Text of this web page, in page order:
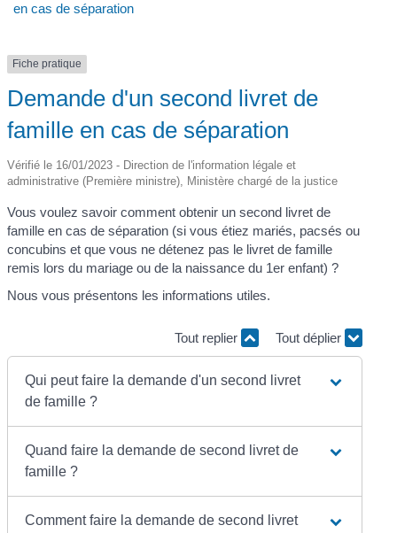
en cas de séparation
Fiche pratique
Demande d'un second livret de
famille en cas de séparation
Vérifié le 16/01/2023 - Direction de l'information légale et
administrative (Première ministre), Ministère chargé de la justice
Vous voulez savoir comment obtenir un second livret de
famille en cas de séparation (si vous étiez mariés, pacsés ou
concubins et que vous ne détenez pas le livret de famille
remis lors du mariage ou de la naissance du 1er enfant) ?
Nous vous présentons les informations utiles.
Tout replier Tout déplier
Qui peut faire la demande d'un second livret
de famille ?
Quand faire la demande de second livret de
famille ?
Comment faire la demande de second livret